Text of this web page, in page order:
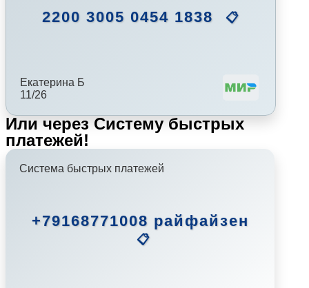
2200 3005 0454 1838 📋
Екатерина Б
11/26
Или через Систему быстрых
платежей!
Система быстрых платежей
+79168771008 райфайзен
📋